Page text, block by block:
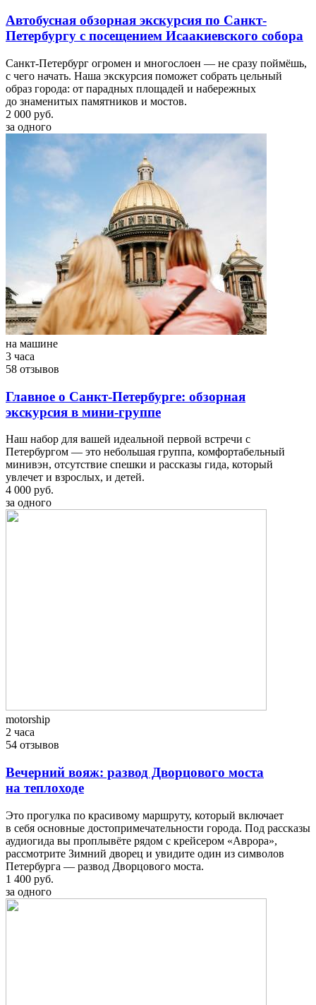
Автобусная обзорная экскурсия по Санкт-
Петербургу с посещением Исаакиевского собора
Санкт-Петербург огромен и многослоен — не сразу поймёшь,
с чего начать. Наша экскурсия поможет собрать цельный
образ города: от парадных площадей и набережных
до знаменитых памятников и мостов.
2 000 руб.
за одного
на машине
3 часа
58 отзывов
Главное о Санкт-Петербурге: обзорная
экскурсия в мини-группе
Наш набор для вашей идеальной первой встречи c
Петербургом — это небольшая группа, комфортабельный
минивэн, отсутствие спешки и рассказы гида, который
увлечет и взрослых, и детей.
4 000 руб.
за одного
motorship
2 часа
54 отзывов
Вечерний вояж: развод Дворцового моста
на теплоходе
Это прогулка по красивому маршруту, который включает
в себя основные достопримечательности города. Под рассказы
аудиогида вы проплывёте рядом с крейсером «Аврора»,
рассмотрите Зимний дворец и увидите один из символов
Петербурга — развод Дворцового моста.
1 400 руб.
за одного